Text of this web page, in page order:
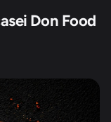
Don Food